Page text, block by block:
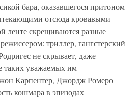
бара, оказавшегося притоном
отсюда кровавыми
ленте скрещиваются разные
триллер, гангстерский
не скрывает, даже
таких уважаемых им
Карпентер, Джордж Ромеро
кошмара в эпизодах